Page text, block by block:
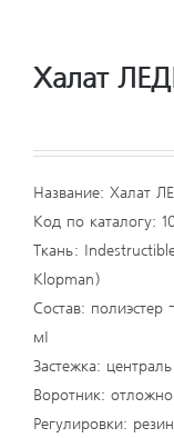
Халат
Название: Халат
Код по каталогу:
Ткань:
Klopman)
Состав:
м²
Застежка:
Воротник:
Регулировки: